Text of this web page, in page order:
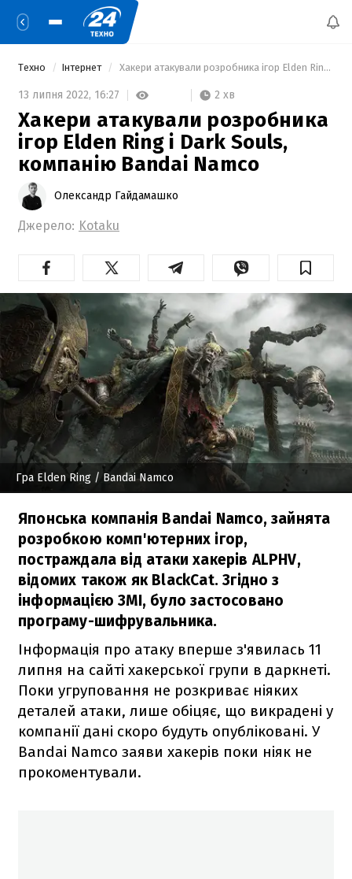
Техно Інтернет Хакери атакували розробника ігор Elden Ring і Dark Souls, компанію Bandai Namco
13 липня 2022, 16:27 2 хв
Хакери атакували розробника
ігор Elden Ring і Dark Souls,
компанію Bandai Namco
Олександр Гайдамашко
Джерело: Kotaku
Гра Elden Ring / Bandai Namco
Японська компанія Bandai Namco, зайнята
розробкою комп'ютерних ігор,
постраждала від атаки хакерів ALPHV,
відомих також як BlackCat. Згідно з
інформацією ЗМІ, було застосовано
програму-шифрувальника.
Інформація про атаку вперше з'явилась 11
липня на сайті хакерської групи в даркнеті.
Поки угруповання не розкриває ніяких
деталей атаки, лише обіцяє, що викрадені у
компанії дані скоро будуть опубліковані. У
Bandai Namco заяви хакерів поки ніяк не
прокоментували.